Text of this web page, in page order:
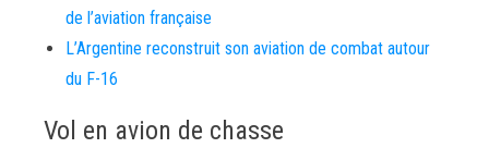
de l’aviation française
L’Argentine reconstruit son aviation de combat autour
du F-16
Vol en avion de chasse